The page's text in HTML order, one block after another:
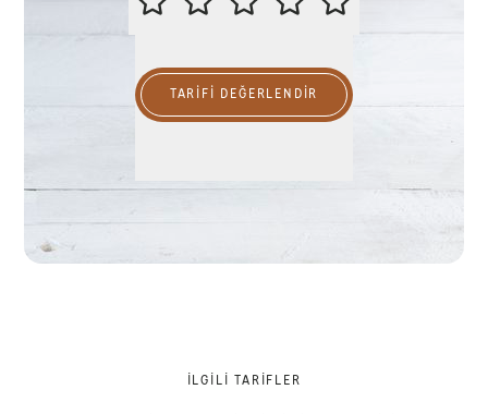
TARIFI DEĞERLENDİR
İLGILI TARIFLER